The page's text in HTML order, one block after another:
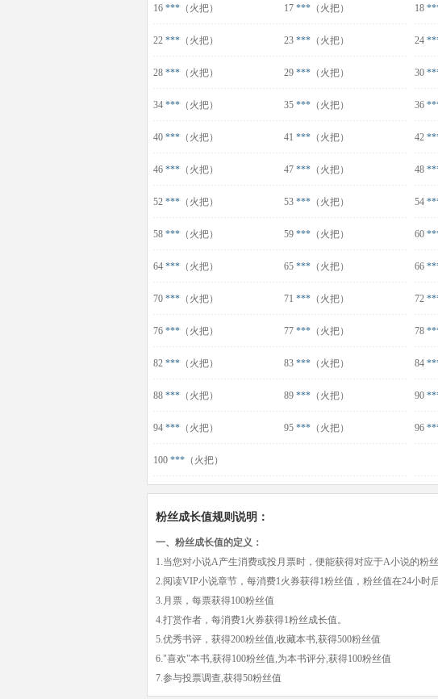
16 *** （火把） 17 *** （火把） 18
22 *** （火把） 23 *** （火把） 24
28 *** （火把） 29 *** （火把） 30
34 *** （火把） 35 *** （火把） 36
40 *** （火把） 41 *** （火把） 42
46 *** （火把） 47 *** （火把） 48
52 *** （火把） 53 *** （火把） 54
58 *** （火把） 59 *** （火把） 60
64 *** （火把） 65 *** （火把） 66
70 *** （火把） 71 *** （火把） 72
76 *** （火把） 77 *** （火把） 78
82 *** （火把） 83 *** （火把） 84
88 *** （火把） 89 *** （火把） 90
94 *** （火把） 95 *** （火把） 96
100 *** （火把）
粉丝成长值规则说明：
一、粉丝成长值的定义：
1.当您对小说A产生消费或投月票时，便能获得对应于A小说的粉丝
2.阅读VIP小说章节，每消费1火券获得1粉丝值，粉丝值在24小时
3.月票，每票获得100粉丝值
4.打赏作者，每消费1火券获得1粉丝成长值。
5.优秀书评，获得200粉丝值,收藏本书,获得500粉丝值
6."喜欢"本书,获得100粉丝值,为本书评分,获得100粉丝值
7.参与投票调查,获得50粉丝值